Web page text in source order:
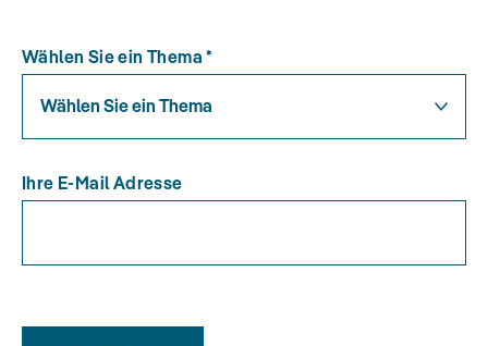
Wählen Sie ein Thema *
Wählen Sie ein Thema
Ihre E-Mail Adresse